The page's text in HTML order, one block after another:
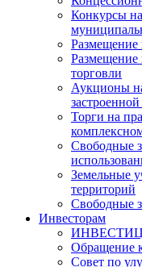
Конкурсы
Размещение
Размещение
торговли
Аукционы
Торги на
Свободные
Земельные
территорий
Свободные
Инвесторам
Обращение
Совет по